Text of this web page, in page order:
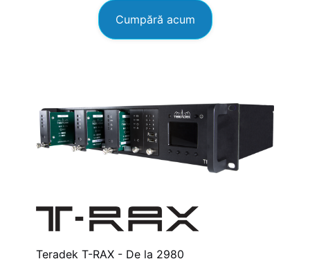
Cumpără acum
Teradek T-RAX - De la 2980